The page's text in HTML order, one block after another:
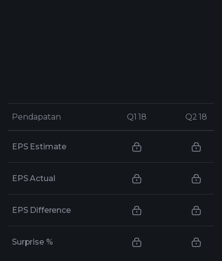
Pendapatan Q1 18 Q2 18
Pendapatan Q1 18 Q2 18
EPS Estimate
EPS Actual
EPS Difference
Surprise %